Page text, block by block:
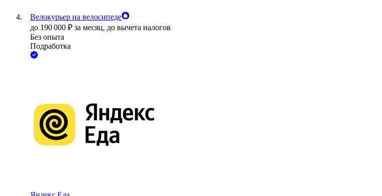
Велокурьер на велосипеде
до 190 000 ₽ за месяц, до вычета налогов
Без опыта
Подработка